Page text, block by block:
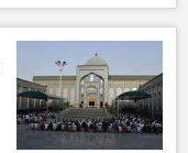
Коронавирус дар Русия ва ҷаҳон: охирин хабару гузоришҳо